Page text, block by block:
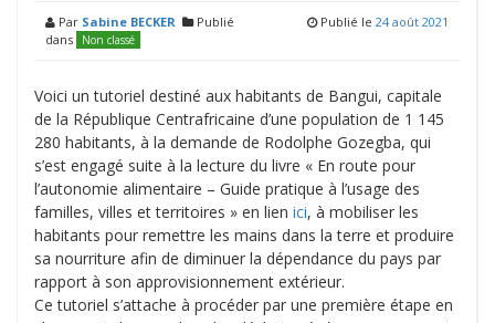
Par Sabine BECKER
Publié
dans
Non classé
Publié le 24 août 2021
Voici un tutoriel destiné aux habitants de Bangui, capitale
de la République Centrafricaine d’une population de 1 145
280 habitants, à la demande de Rodolphe Gozegba, qui
s’est engagé suite à la lecture du livre « En route pour
l’autonomie alimentaire – Guide pratique à l’usage des
familles, villes et territoires » en lien ici, à mobiliser les
habitants pour remettre les mains dans la terre et produire
sa nourriture afin de diminuer la dépendance du pays par
rapport à son approvisionnement extérieur.
Ce tutoriel s’attache à procéder par une première étape en